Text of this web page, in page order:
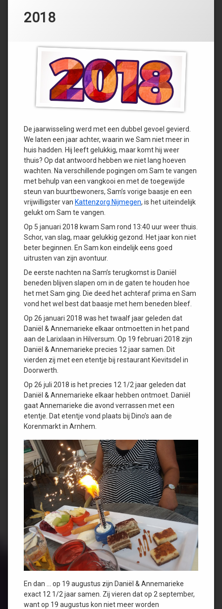
2018
De jaarwisseling werd met een dubbel gevoel gevierd.
We laten een jaar achter, waarin we Sam niet meer in
huis hadden. Hij leeft gelukkig, maar komt hij weer
thuis? Op dat antwoord hebben we niet lang hoeven
wachten. Na verschillende pogingen om Sam te vangen
met behulp van een vangkooi en met de toegewijde
steun van buurtbewoners, Sam’s vorige baasje en een
vrijwilligster van Kattenzorg Nijmegen, is het uiteindelijk
gelukt om Sam te vangen.
Op 5 januari 2018 kwam Sam rond 13:40 uur weer thuis.
Schor, van slag, maar gelukkig gezond. Het jaar kon niet
beter beginnen. En Sam kon eindelijk eens goed
uitrusten van zijn avontuur.
De eerste nachten na Sam’s terugkomst is Daniël
beneden blijven slapen om in de gaten te houden hoe
het met Sam ging. Die deed het achteraf prima en Sam
vond het wel best dat baasje met hem beneden bleef.
Op 26 januari 2018 was het twaalf jaar geleden dat
Daniël & Annemarieke elkaar ontmoetten in het pand
aan de Larixlaan in Hilversum. Op 19 februari 2018 zijn
Daniël & Annemarieke precies 12 jaar samen. Dit
vierden zij met een etentje bij restaurant Kievitsdel in
Doorwerth.
Op 26 juli 2018 is het precies 12 1/2 jaar geleden dat
Daniël & Annemarieke elkaar hebben ontmoet. Daniël
gaat Annemarieke die avond verrassen met een
etentje. Dat etentje vond plaats bij Dino’s aan de
Korenmarkt in Arnhem.
En dan … op 19 augustus zijn Daniël & Annemarieke
exact 12 1/2 jaar samen. Zij vieren dat op 2 september,
want op 19 augustus kon niet meer worden